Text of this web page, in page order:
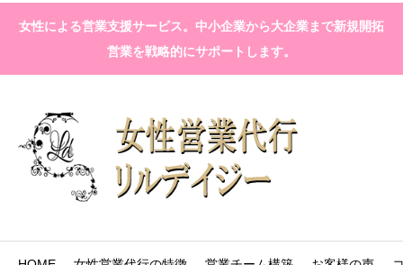
女性による営業支援サービス。中小企業から大企業まで新規開拓
営業を戦略的にサポートします。